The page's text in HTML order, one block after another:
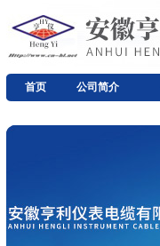
首页 公司简介